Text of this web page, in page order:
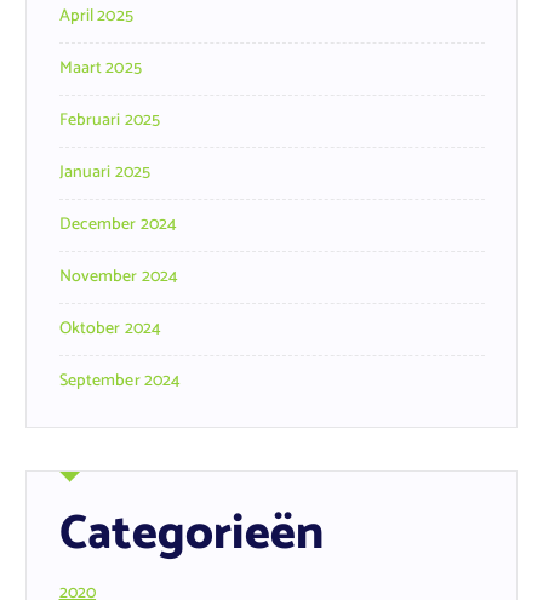
April 2025
Maart 2025
Februari 2025
Januari 2025
December 2024
November 2024
Oktober 2024
September 2024
Categorieën
2020